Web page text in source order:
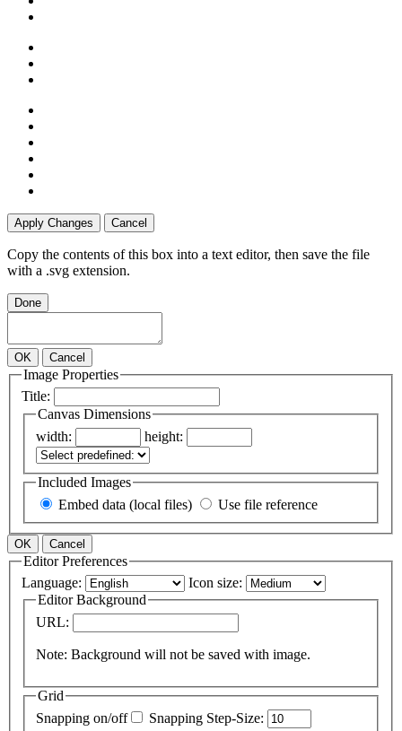
Apply Changes Cancel
Copy the contents of this box into a text editor, then save the file
with a .svg extension.
Done
OK Cancel
Image Properties
Title:
Canvas Dimensions
width:
height:
Included Images
Embed data (local files)
Use file reference
OK Cancel
Editor Preferences
Language:
Icon size:
Editor Background
URL:
Note: Background will not be saved with image.
Grid
Snapping on/off
Snapping Step-Size: